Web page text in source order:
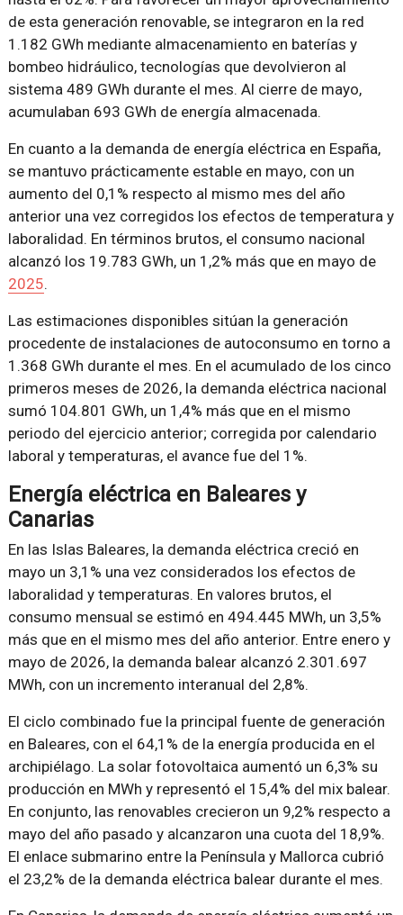
de esta generación renovable, se integraron en la red
1.182 GWh mediante almacenamiento en baterías y
bombeo hidráulico, tecnologías que devolvieron al
sistema 489 GWh durante el mes. Al cierre de mayo,
acumulaban 693 GWh de energía almacenada.
En cuanto a la demanda de energía eléctrica en España,
se mantuvo prácticamente estable en mayo, con un
aumento del 0,1% respecto al mismo mes del año
anterior una vez corregidos los efectos de temperatura y
laboralidad. En términos brutos, el consumo nacional
alcanzó los 19.783 GWh, un 1,2% más que en mayo de
2025.
Las estimaciones disponibles sitúan la generación
procedente de instalaciones de autoconsumo en torno a
1.368 GWh durante el mes. En el acumulado de los cinco
primeros meses de 2026, la demanda eléctrica nacional
sumó 104.801 GWh, un 1,4% más que en el mismo
periodo del ejercicio anterior; corregida por calendario
laboral y temperaturas, el avance fue del 1%.
Energía eléctrica en Baleares y
Canarias
En las Islas Baleares, la demanda eléctrica creció en
mayo un 3,1% una vez considerados los efectos de
laboralidad y temperaturas. En valores brutos, el
consumo mensual se estimó en 494.445 MWh, un 3,5%
más que en el mismo mes del año anterior. Entre enero y
mayo de 2026, la demanda balear alcanzó 2.301.697
MWh, con un incremento interanual del 2,8%.
El ciclo combinado fue la principal fuente de generación
en Baleares, con el 64,1% de la energía producida en el
archipiélago. La solar fotovoltaica aumentó un 6,3% su
producción en MWh y representó el 15,4% del mix balear.
En conjunto, las renovables crecieron un 9,2% respecto a
mayo del año pasado y alcanzaron una cuota del 18,9%.
El enlace submarino entre la Península y Mallorca cubrió
el 23,2% de la demanda eléctrica balear durante el mes.